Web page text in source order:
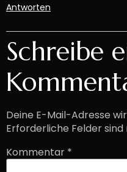
Antworten
Schreibe
Deine E-Mail-Adresse
Erforderliche Felder sind
Kommentar *